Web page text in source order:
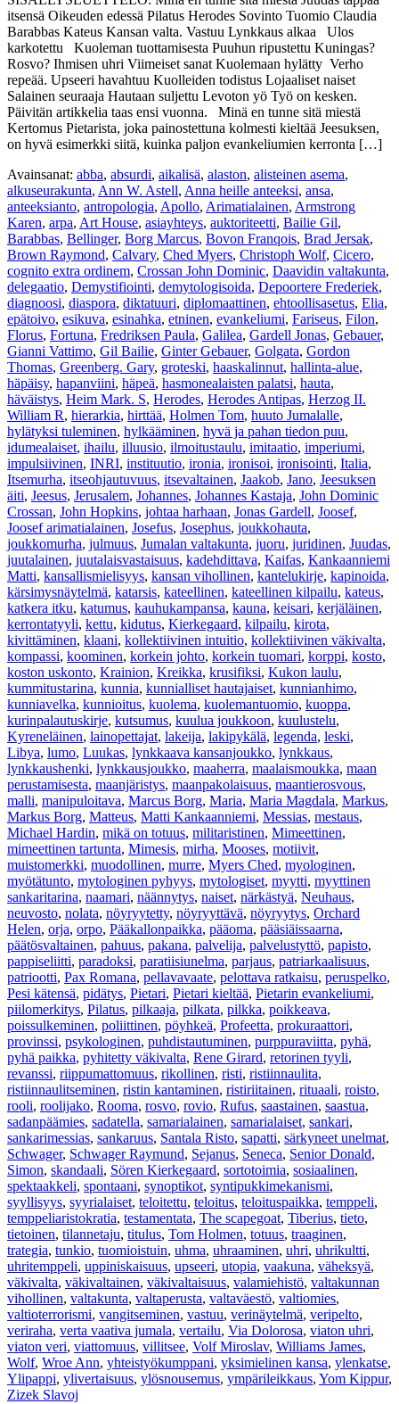
itsensä Oikeuden edessä Pilatus Herodes Sovinto Tuomio Claudia
Barabbas Kateus Kansan valta. Vastuu Lynkkaus alkaa Ulos
karkotettu Kuoleman tuottamisesta Puuhun ripustettu Kuningas?
Rosvo? Ihmisen uhri Viimeiset sanat Kuolemaan hylätty Verho
repeää. Upseeri havahtuu Kuolleiden todistus Lojaaliset naiset
Salainen seuraaja Hautaan suljettu Levoton yö Työ on kesken.
Päivitän artikkelia taas ensi vuonna. Minä en tunne sitä miestä
Kertomus Pietarista, joka painostettuna kolmesti kieltää Jeesuksen,
on hyvä esimerkki siitä, kuinka paljon evankeliumien kerronta […]
Avainsanat: abba, absurdi, aikalisä, alaston, alisteinen asema,
alkuseurakunta, Ann W. Astell, Anna heille anteeksi, ansa,
anteeksianto, antropologia, Apollo, Arimatialainen, Armstrong
Karen, arpa, Art House, asiayhteys, auktoriteetti, Bailie Gil,
Barabbas, Bellinger, Borg Marcus, Bovon Franqois, Brad Jersak,
Brown Raymond, Calvary, Ched Myers, Christoph Wolf, Cicero,
cognito extra ordinem, Crossan John Dominic, Daavidin valtakunta,
delegaatio, Demystifiointi, demytologisoida, Depoortere Frederiek,
diagnoosi, diaspora, diktatuuri, diplomaattinen, ehtoollisasetus, Elia,
epätoivo, esikuva, esinahka, etninen, evankeliumi, Fariseus, Filon,
Florus, Fortuna, Fredriksen Paula, Galilea, Gardell Jonas, Gebauer,
Gianni Vattimo, Gil Bailie, Ginter Gebauer, Golgata, Gordon
Thomas, Greenberg. Gary, groteski, haaskalinnut, hallinta-alue,
häpäisy, hapanviini, häpeä, hasmonealaisten palatsi, hauta,
häväistys, Heim Mark. S, Herodes, Herodes Antipas, Herzog II.
William R, hierarkia, hirttää, Holmen Tom, huuto Jumalalle,
hylätyksi tuleminen, hylkääminen, hyvä ja pahan tiedon puu,
idumealaiset, ihailu, illuusio, ilmoitustaulu, imitaatio, imperiumi,
impulsiivinen, INRI, instituutio, ironia, ironisoi, ironisointi, Italia,
Itsemurha, itseohjautuvuus, itsevaltainen, Jaakob, Jano, Jeesuksen
äiti, Jeesus, Jerusalem, Johannes, Johannes Kastaja, John Dominic
Crossan, John Hopkins, johtaa harhaan, Jonas Gardell, Joosef,
Joosef arimatialainen, Josefus, Josephus, joukkohauta,
joukkomurha, julmuus, Jumalan valtakunta, juoru, juridinen, Juudas,
juutalainen, juutalaisvastaisuus, kadehdittava, Kaifas, Kankaanniemi
Matti, kansallismielisyys, kansan vihollinen, kantelukirje, kapinoida,
kärsimysnäytelmä, katarsis, kateellinen, kateellinen kilpailu, kateus,
katkera itku, katumus, kauhukampansa, kauna, keisari, kerjäläinen,
kerrontatyyli, kettu, kidutus, Kierkegaard, kilpailu, kirota,
kivittäminen, klaani, kollektiivinen intuitio, kollektiivinen väkivalta,
kompassi, koominen, korkein johto, korkein tuomari, korppi, kosto,
koston uskonto, Krainion, Kreikka, krusifiksi, Kukon laulu,
kummitustarina, kunnia, kunnialliset hautajaiset, kunnianhimo,
kunniavelka, kunnioitus, kuolema, kuolemantuomio, kuoppa,
kurinpalautuskirje, kutsumus, kuulua joukkoon, kuulustelu,
Kyreneläinen, lainopettajat, lakeija, lakipykälä, legenda, leski,
Libya, lumo, Luukas, lynkkaava kansanjoukko, lynkkaus,
lynkkaushenki, lynkkausjoukko, maaherra, maalaismoukka, maan
perustamisesta, maanjäristys, maanpakolaisuus, maantierosvous,
malli, manipuloitava, Marcus Borg, Maria, Maria Magdala, Markus,
Markus Borg, Matteus, Matti Kankaanniemi, Messias, mestaus,
Michael Hardin, mikä on totuus, militaristinen, Mimeettinen,
mimeettinen tartunta, Mimesis, mirha, Mooses, motiivit,
muistomerkki, muodollinen, murre, Myers Ched, myologinen,
myötätunto, mytologinen pyhyys, mytologiset, myytti, myyttinen
sankaritarina, naamari, näännytys, naiset, närkästyä, Neuhaus,
neuvosto, nolata, nöyryytetty, nöyryyttävä, nöyryytys, Orchard
Helen, orja, orpo, Pääkallonpaikka, pääoma, pääsiäissaarna,
päätösvaltainen, pahuus, pakana, palvelija, palvelustyttö, papisto,
pappiseliitti, paradoksi, paratiisiunelma, parjaus, patriarkaalisuus,
patriootti, Pax Romana, pellavavaate, pelottava ratkaisu, peruspelko,
Pesi kätensä, pidätys, Pietari, Pietari kieltää, Pietarin evankeliumi,
piilomerkitys, Pilatus, pilkaaja, pilkata, pilkka, poikkeava,
poissulkeminen, poliittinen, pöyhkeä, Profeetta, prokuraattori,
provinssi, psykologinen, puhdistautuminen, purppuraviitta, pyhä,
pyhä paikka, pyhitetty väkivalta, Rene Girard, retorinen tyyli,
revanssi, riippumattomuus, rikollinen, risti, ristiinnaulita,
ristiinnaulitseminen, ristin kantaminen, ristiriitainen, rituaali, roisto,
rooli, roolijako, Rooma, rosvo, rovio, Rufus, saastainen, saastua,
sadanpäämies, sadatella, samarialainen, samarialaiset, sankari,
sankarimessias, sankaruus, Santala Risto, sapatti, särkyneet unelmat,
Schwager, Schwager Raymund, Sejanus, Seneca, Senior Donald,
Simon, skandaali, Sören Kierkegaard, sortotoimia, sosiaalinen,
spektaakkeli, spontaani, synoptikot, syntipukkimekanismi,
syyllisyys, syyrialaiset, teloitettu, teloitus, teloituspaikka, temppeli,
temppeliaristokratia, testamentata, The scapegoat, Tiberius, tieto,
tietoinen, tilannetaju, titulus, Tom Holmen, totuus, traaginen,
trategia, tunkio, tuomioistuin, uhma, uhraaminen, uhri, uhrikultti,
uhritemppeli, uppiniskaisuus, upseeri, utopia, vaakuna, väheksyä,
väkivalta, väkivaltainen, väkivaltaisuus, valamiehistö, valtakunnan
vihollinen, valtakunta, valtaperusta, valtaväestö, valtiomies,
valtioterrorismi, vangitseminen, vastuu, verinäytelmä, veripelto,
veriraha, verta vaativa jumala, vertailu, Via Dolorosa, viaton uhri,
viaton veri, viattomuus, villitsee, Volf Miroslav, Williams James,
Wolf, Wroe Ann, yhteistyökumppani, yksimielinen kansa, ylenkatse,
Ylipappi, ylivertaisuus, ylösnousemus, ympärileikkaus, Yom Kippur,
Zizek Slavoj